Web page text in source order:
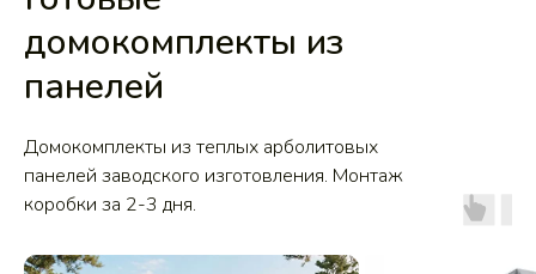
домокомплекты из
панелей
Домокомплекты из теплых арболитовых
панелей заводского изготовления. Монтаж
коробки за 2-3 дня.